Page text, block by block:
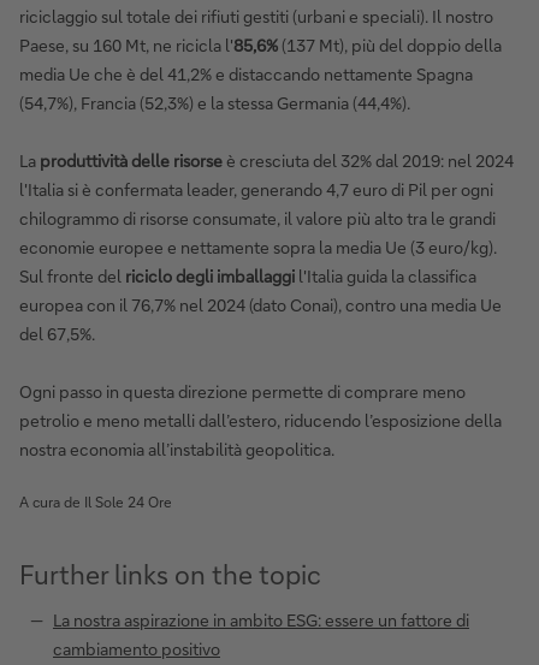
riciclaggio sul totale dei rifiuti gestiti (urbani e speciali). Il nostro
Paese, su 160 Mt, ne ricicla l'85,6% (137 Mt), più del doppio della
media Ue che è del 41,2% e distaccando nettamente Spagna
(54,7%), Francia (52,3%) e la stessa Germania (44,4%).
La produttività delle risorseè cresciuta del 32% dal 2019: nel 2024
l'Italia si è confermata leader, generando 4,7 euro di Pil per ogni
chilogrammo di risorse consumate, il valore più alto tra le grandi
economie europee e nettamente sopra la media Ue (3 euro/kg).
Sul fronte del riciclo degli imballaggi l'Italia guida la classifica
europea con il 76,7% nel 2024 (dato Conai), contro una media Ue
del 67,5%.
Ogni passo in questa direzione permette di comprare meno
petrolio e meno metalli dall’estero, riducendo l’esposizione della
nostra economia all’instabilità geopolitica.
A cura de Il Sole 24 Ore
Further links on the topic
La nostra aspirazione in ambito ESG: essere un fattore di
cambiamento positivo